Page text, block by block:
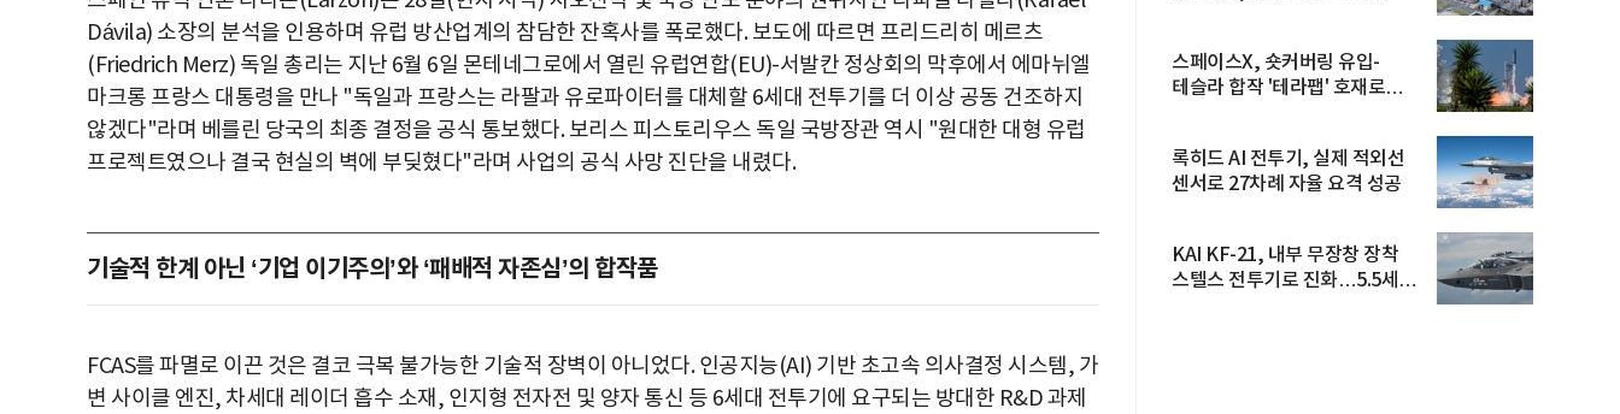
Dávila) 소장의 분석을 인용하며 유럽 방산업계의 참담한 잔혹사를 폭로했다. 보도에 따르면 프리드리히 메르츠
(Friedrich Merz) 독일 총리는 지난 6월 6일 몬테네그로에서 열린 유럽연합(EU)-서발칸 정상회의 막후에서 에마뉘엘
마크롱 프랑스 대통령을 만나 "독일과 프랑스는 라팔과 유로파이터를 대체할 6세대 전투기를 더 이상 공동 건조하지
않겠다"라며 베를린 당국의 최종 결정을 공식 통보했다. 보리스 피스토리우스 독일 국방장관 역시 "원대한 대형 유럽
프로젝트였으나 결국 현실의 벽에 부딪혔다"라며 사업의 공식 사망 진단을 내렸다.
기술적 한계 아닌 ‘기업 이기주의’와 ‘패배적 자존심’의 합작품
FCAS를 파멸로 이끈 것은 결코 극복 불가능한 기술적 장벽이 아니었다. 인공지능(AI) 기반 초고속 의사결정 시스템, 가
변 사이클 엔진, 차세대 레이더 흡수 소재, 인지형 전자전 및 양자 통신 등 6세대 전투기에 요구되는 방대한 R&D 과제
스페이스X, 숏커버링 유입-
테슬라 합작 '테라팹' 호재로
록히드 AI 전투기, 실제 적외선
센서로 27차례 자율 요격 성공
KAI KF-21, 내부 무장창 장착
스텔스 전투기로 진화…5.5세대